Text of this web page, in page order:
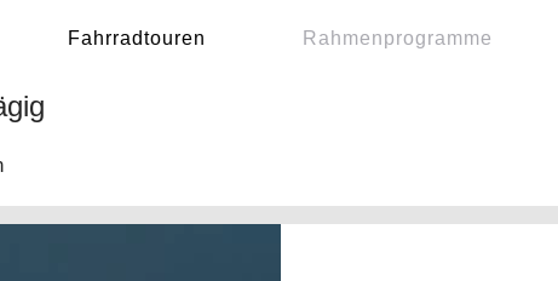
Fahrradtouren Rahmenprogramme